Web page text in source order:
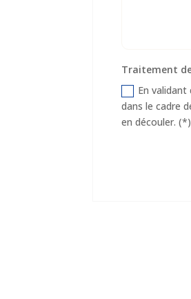
Traitement
En
dans le cadre
en découler. (*)